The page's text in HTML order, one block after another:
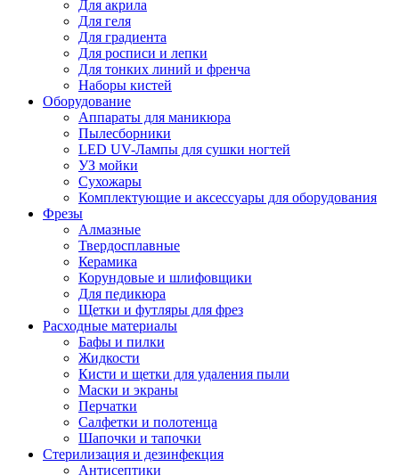
Для акрила
Для геля
Для градиента
Для росписи и лепки
Для тонких линий и френча
Наборы кистей
Оборудование
Аппараты для маникюра
Пылесборники
LED UV-Лампы для сушки ногтей
УЗ мойки
Сухожары
Комплектующие и аксессуары для оборудования
Фрезы
Алмазные
Твердосплавные
Керамика
Корундовые и шлифовщики
Для педикюра
Щетки и футляры для фрез
Расходные материалы
Бафы и пилки
Жидкости
Кисти и щетки для удаления пыли
Маски и экраны
Перчатки
Салфетки и полотенца
Шапочки и тапочки
Стерилизация и дезинфекция
Антисептики